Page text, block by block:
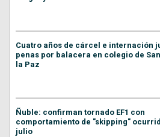
Cuatro años de cárcel e internación
penas por balacera en colegio de
la Paz
Ñuble: confirman tornado EF1 con
comportamiento de "skipping"
julio